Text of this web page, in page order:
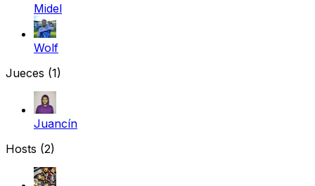
Midel
Wolf
Jueces (1)
Juancín
Hosts (2)